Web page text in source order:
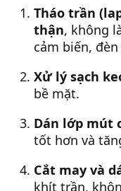
Tháo trần
thận, không
cảm biến,
Xử lý sạch
bề mặt.
Dán lớp mút
tốt hơn và
Cắt may và
khít trần,